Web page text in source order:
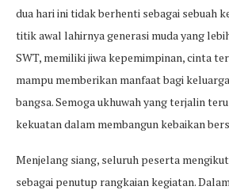
dua hari ini tidak berhenti sebagai sebuah
titik awal lahirnya generasi muda yang
SWT, memiliki jiwa kepemimpinan, cinta
mampu memberikan manfaat bagi
bangsa. Semoga ukhuwah yang terjalin
kekuatan dalam membangun kebaikan
Menjelang siang, seluruh peserta
sebagai penutup rangkaian kegiatan.